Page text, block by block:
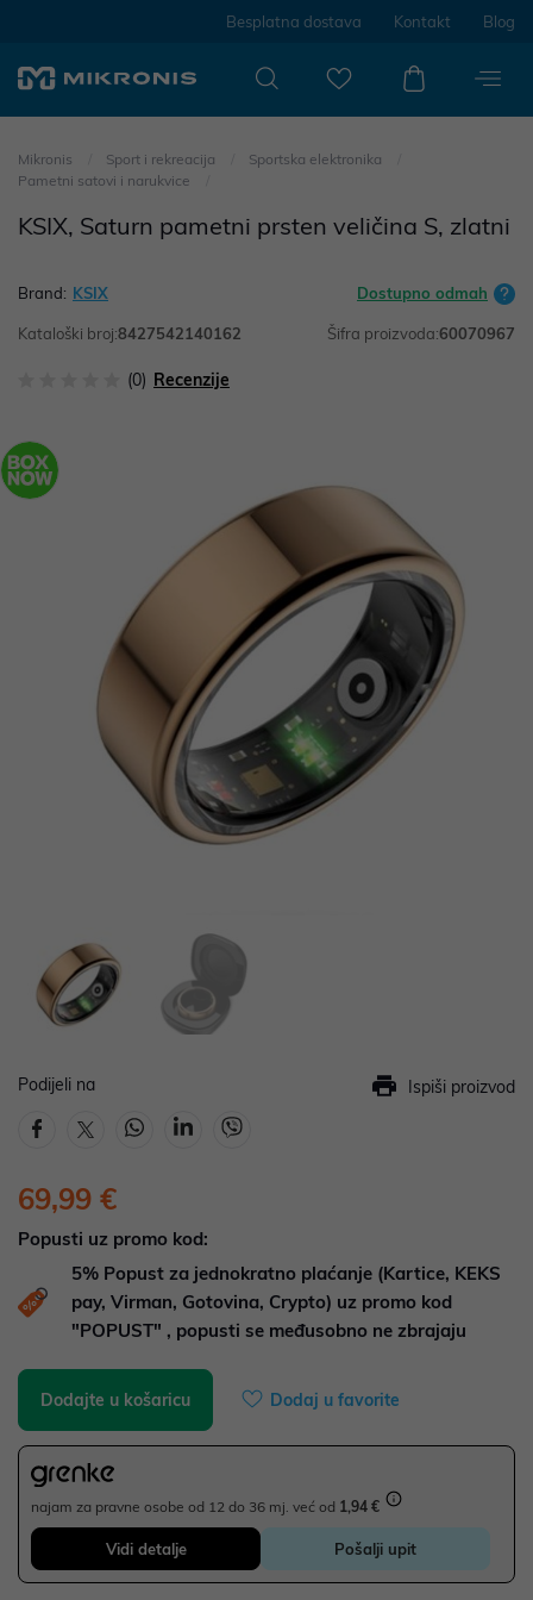
Besplatna dostava Kontakt Blog
Mikronis Sport i rekreacija
Sportska elektronika
Pametni satovi i narukvice
KSIX, Saturn pametni prsten veličina S, zlatni
Brand: KSIX Dostupno odmah
Kataloški broj:8427542140162 Šifra proizvoda:60070967
(0) Recenzije
Podijeli na Ispiši proizvod
69,99 €
Popusti uz promo kod:
5% Popust za jednokratno plaćanje (Kartice, KEKS
pay, Virman, Gotovina, Crypto) uz promo kod
"POPUST" , popusti se međusobno ne zbrajaju
Dodajte u košaricu Dodaj u favorite
najam za pravne osobe od 12 do 36 mj. već od 1,94 €
Vidi detalje Pošalji upit